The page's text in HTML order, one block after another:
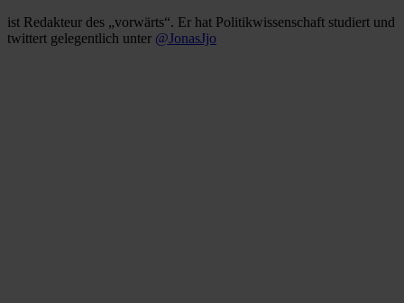
ist Redakteur des „vorwärts“. Er hat Politikwissenschaft studiert und
twittert gelegentlich unter @JonasJjo